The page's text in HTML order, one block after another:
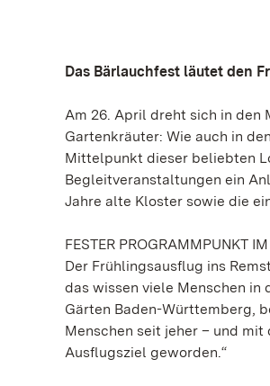
Das Bärlauchfest läutet den
Am 26. April dreht sich in den
Gartenkräuter: Wie auch in
Mittelpunkt dieser beliebten
Begleitveranstaltungen ein
Jahre alte Kloster sowie die
FESTER PROGRAMMPUNKT
Der Frühlingsausflug ins
das wissen viele Menschen in
Gärten Baden-Württemberg,
Menschen seit jeher – und
Ausflugsziel geworden.“